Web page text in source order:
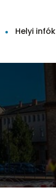
Helyi infók